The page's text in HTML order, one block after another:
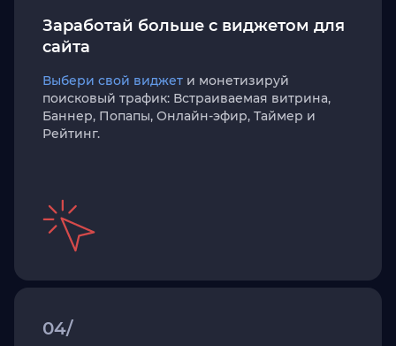
Заработай больше с виджетом для
сайта
Выбери свой виджет и монетизируй
поисковый трафик: Встраиваемая витрина,
Баннер, Попапы, Онлайн-эфир, Таймер и
Рейтинг.
04/